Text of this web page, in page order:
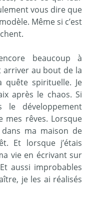
vous dire que
Même si c’est
beaucoup à
arriver au bout de la
spirituelle. Je
après le chaos. Si
développement
mes rêves. Lorsque
ma maison de
Et lorsque j’étais
vie en écrivant sur
aussi improbables
je les ai réalisés